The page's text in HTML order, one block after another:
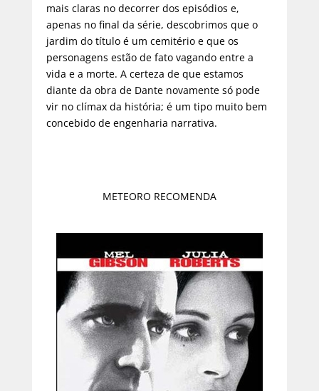
mais claras no decorrer dos episódios e,
apenas no final da série, descobrimos que o
jardim do título é um cemitério e que os
personagens estão de fato vagando entre a
vida e a morte. A certeza de que estamos
diante da obra de Dante novamente só pode
vir no clímax da história; é um tipo muito bem
concebido de engenharia narrativa.
METEORO RECOMENDA